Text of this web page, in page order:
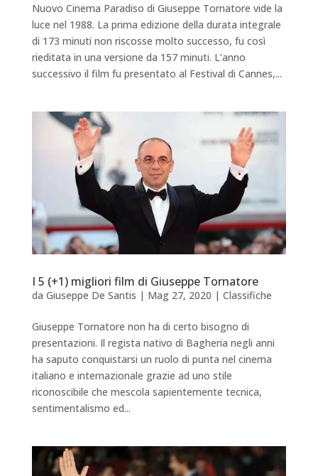
Nuovo Cinema Paradiso di Giuseppe Tornatore vide la
luce nel 1988. La prima edizione della durata integrale
di 173 minuti non riscosse molto successo, fu così
rieditata in una versione da 157 minuti. L’anno
successivo il film fu presentato al Festival di Cannes,...
I 5 (+1) migliori film di Giuseppe Tornatore
da Giuseppe De Santis | Mag 27, 2020 | Classifiche
Giuseppe Tornatore non ha di certo bisogno di
presentazioni. Il regista nativo di Bagheria negli anni
ha saputo conquistarsi un ruolo di punta nel cinema
italiano e internazionale grazie ad uno stile
riconoscibile che mescola sapientemente tecnica,
sentimentalismo ed...